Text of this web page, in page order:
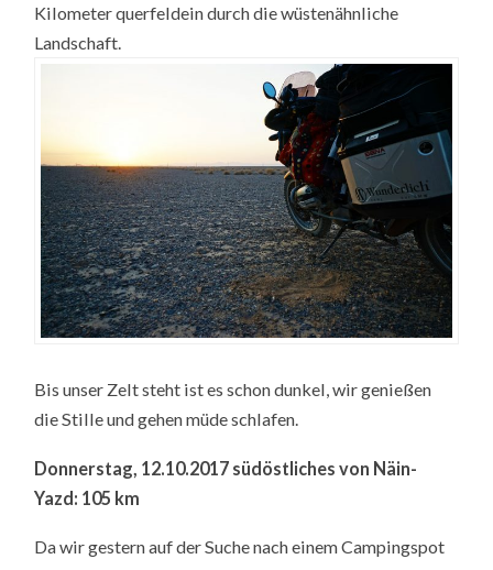
Kilometer querfeldein durch die wüstenähnliche
Landschaft.
Bis unser Zelt steht ist es schon dunkel, wir genießen
die Stille und gehen müde schlafen.
Donnerstag, 12.10.2017 südöstliches von Näin-
Yazd: 105 km
Da wir gestern auf der Suche nach einem Campingspot